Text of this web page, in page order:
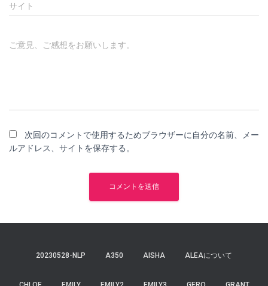
サイト
ご意見、ご感想をお願いします。
次回のコメントで使用するためブラウザーに自分の名前、メー
ルアドレス、サイトを保存する。
20230528-NLP A350 AISHA ALEAについて